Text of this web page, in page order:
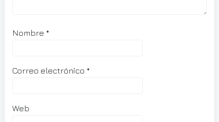
Nombre *
Correo electrónico *
Web